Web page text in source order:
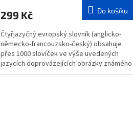
299 Kč Do košíku
Čtyřjazyčný evropský slovník (anglicko-
německo-francouzsko-český) obsahuje
přes 1000 slovíček ve výše uvedených
jazycích doprovázejících obrázky známého
kreslíře...